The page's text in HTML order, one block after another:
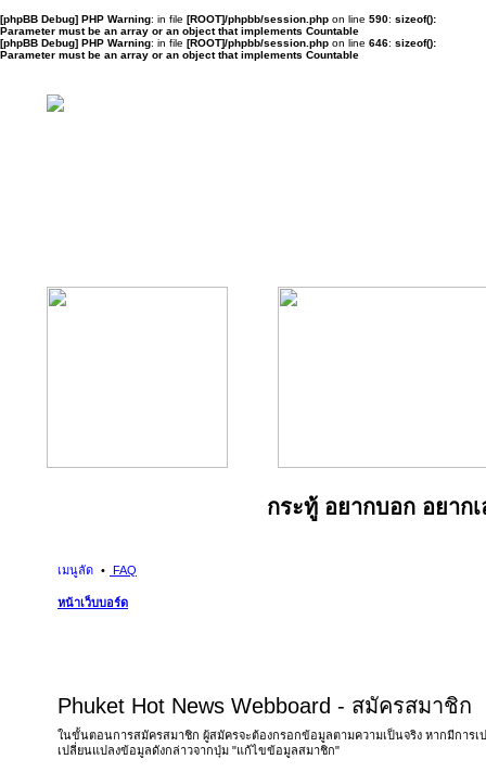
[phpBB Debug] PHP Warning: in file [ROOT]/phpbb/session.php on line 590: sizeof():
Parameter must be an array or an object that implements Countable
[phpBB Debug] PHP Warning: in file [ROOT]/phpbb/session.php on line 646: sizeof():
Parameter must be an array or an object that implements Countable
กระทู้ อยากบอก อยากเ
เมนูลัด FAQ
หน้าเว็บบอร์ด
Phuket Hot News Webboard - สมัครสมาชิก
ในขั้นตอนการสมัครสมาชิก ผู้สมัครจะต้องกรอกข้อมูลตามความเป็นจริง หากมีการ
เปลี่ยนแปลงข้อมูลดังกล่าวจากปุ่ม "แก้ไขข้อมูลสมาชิก"